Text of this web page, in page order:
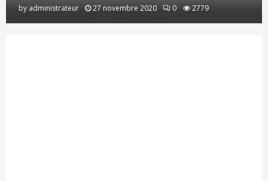
by administrateur 27 novembre 2020 0 2779